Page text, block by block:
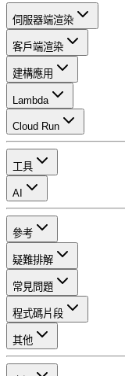
伺服器端渲染
客戶端渲染
建構應用
Lambda
Cloud Run
工具
AI
參考
疑難排解
常見問題
程式碼片段
其他